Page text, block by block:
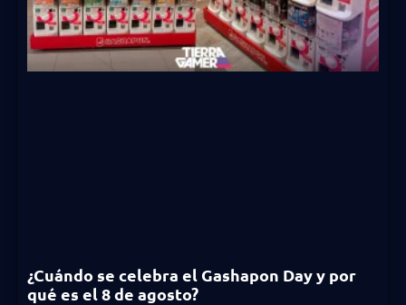
¿Cuándo se celebra el Gashapon Day y por
qué es el 8 de agosto?